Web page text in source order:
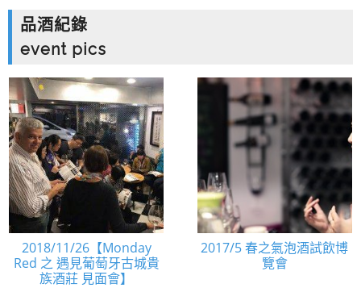
品酒紀錄
event pics
2018/11/26【Monday
Red 之 遇見葡萄牙古城貴
族酒莊 見面會】
2017/5 春之氣泡酒試飲博
覽會